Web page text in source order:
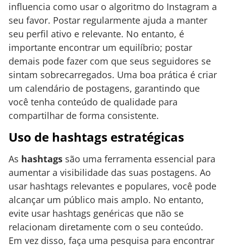
influencia como usar o algoritmo do Instagram a
seu favor. Postar regularmente ajuda a manter
seu perfil ativo e relevante. No entanto, é
importante encontrar um equilíbrio; postar
demais pode fazer com que seus seguidores se
sintam sobrecarregados. Uma boa prática é criar
um calendário de postagens, garantindo que
você tenha conteúdo de qualidade para
compartilhar de forma consistente.
Uso de hashtags estratégicas
As hashtags são uma ferramenta essencial para
aumentar a visibilidade das suas postagens. Ao
usar hashtags relevantes e populares, você pode
alcançar um público mais amplo. No entanto,
evite usar hashtags genéricas que não se
relacionam diretamente com o seu conteúdo.
Em vez disso, faça uma pesquisa para encontrar